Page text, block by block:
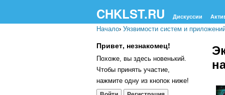
CHKLST.RU Дискуссии
Начало› Уязвимости систем и
Привет, незнакомец!
Похоже, вы здесь новенький.
Чтобы принять участие,
нажмите одну из кнопок ниже!